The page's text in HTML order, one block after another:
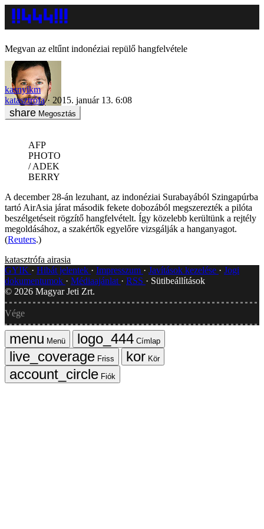
Megvan az eltűnt indonéziai repülő hangfelvétele
kasnyikm
katasztrófa
2015. január 13. 6:08
Megosztás
AFP
PHOTO
/ ADEK
BERRY
A december 28-án lezuhant, az indonéziai Surabayából Szingapúrba
tartó AirAsia járat második fekete dobozából megszerezték a pilóta
beszélgetéseit rögzítő hangfelvételt. Így közelebb kerültünk a rejtély
megoldásához, a szakértők egyelőre vizsgálják a hanganyagot.
(Reuters.)
katasztrófa airasia
GYIK
Hibát jelentek Impresszum Javítások kezelése
Jogi
dokumentumok
Médiaajánlat RSS
Sütibeállítások
© 2026 Magyar Jeti Zrt.
Vége
Menü
Címlap
Friss
Kör
Fiók